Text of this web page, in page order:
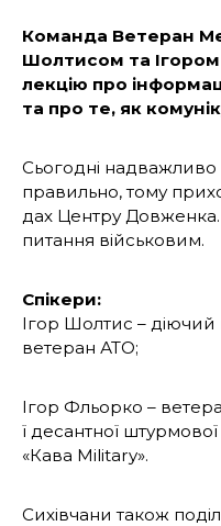
Команда Ветеран
Шолтисом та
лекцію про
та про те, як
Сьогодні
правильно, тому
дах Центру
питання військовим.
Спікери:
Ігор Шолтис – діючий
ветеран АТО;
Ігор Фльорко –
ї десантної
«Кава Military».
Сихівчани також